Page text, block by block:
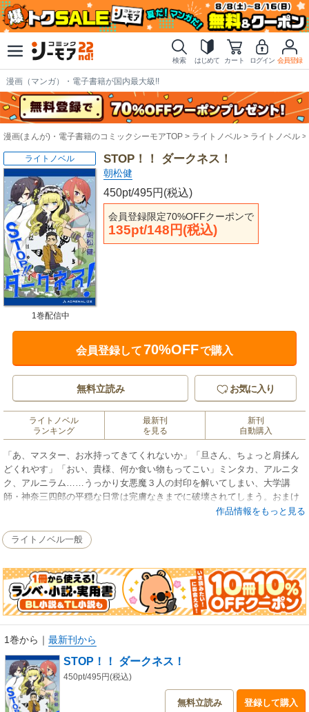
検索 はじめて カート ログイン 会員登録
漫画（マンガ）・電子書籍が国内最大級!!
漫画(まんが)・電子書籍のコミックシーモアTOP ライトノベル ライトノベル
STOP！！ ダークネス！
朝松健
450pt/495円(税込)
会員登録限定70%OFFクーポンで
135pt/148円(税込)
ライトノベル
1巻配信中
会員登録して70%OFFで購入
無料立読み お気に入り
ライトノベル
ランキング
最新刊
を見る
新刊
自動購入
「あ、マスター、お水持ってきてくれないか」「旦さん、ちょっと肩揉ん
どくれやす」「おい、貴様、何か食い物もってこい」ミンタカ、アルニタ
ク、アルニラム……うっかり女悪魔３人の封印を解いてしまい、大学講
師・神奈三四郎の平穏な日常は完膚なきまでに破壊されてしまう。おまけ
に謎の黒魔術集団まで現れ、追い回されるはめに!? 伝奇・ホラー作家が
●朝松 健（あさまつ・けん）
1956年札幌生まれ。東洋大学卒。出版社勤務を経て、1986年『魔教の幻
影』でデビュー。ホラー、伝奇など、幅広い執筆活動を続けている。2006
年『東山殿御庭』が第58回推理作家協会賞短編部門の候補となる。近年は
室町時代に材をとった幻想怪奇小説〈室町ゴシック〉、一休宗純を主人公
りに描いた〈ちゃらぽこ〉ほかの妖怪時代コメディなどを発表している。
作品情報をもっと見る
ライトノベル一般
1巻から ｜ 最新刊から
STOP！！ ダークネス！
450pt/495円(税込)
無料立読み 登録して購入